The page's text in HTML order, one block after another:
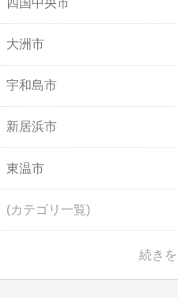
大洲市
宇和島市
新居浜市
東温市
(カテゴリ一覧)
続き